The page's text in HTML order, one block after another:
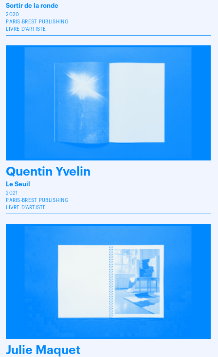
Sortir de la ronde
2020
PARIS-BREST PUBLISHING
LIVRE D'ARTISTE
Quentin Yvelin
Le Seuil
2021
PARIS-BREST PUBLISHING
LIVRE D'ARTISTE
Julie Maquet